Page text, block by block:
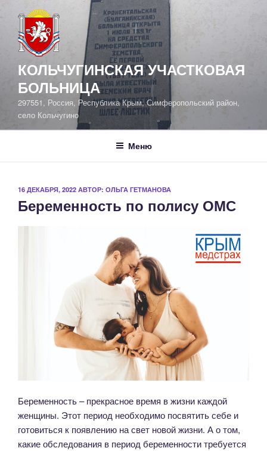
содержимому
КОЛЬЧУГИНСКАЯ УЧАСТКОВАЯ
БОЛЬНИЦА
297551, Россия, Республика Крым, Симферопольский район,
село Кольчугино
Меню
ОПУБЛИКОВАНО
16 ДЕКАБРЯ, 2022 АВТОР: ОЛЬГА ГЕТМАНОВА
Беременность по полису ОМС
Беременность – прекрасное время в жизни каждой
женщины. Этот период необходимо посвятить себе и
готовиться к появлению на свет новой жизни. А о том,
какие обследования в период беременности требуется